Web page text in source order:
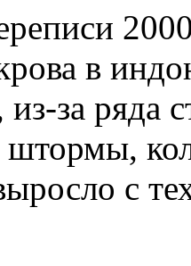
в
за ряда
штормы,
с